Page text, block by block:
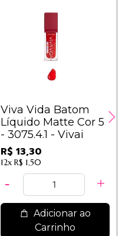
Viva Vida Batom
Líquido Matte Cor 5
- 3075.4.1 - Vivai
R$ 13,30
12x R$ 1,50
Adicionar ao
Carrinho